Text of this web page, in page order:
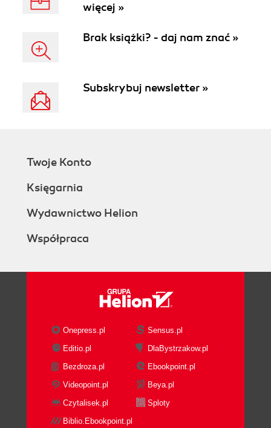
więcej »
Brak książki? - daj nam znać »
Subskrybuj newsletter »
Twoje Konto
Księgarnia
Wydawnictwo Helion
Współpraca
Onepress.pl
Sensus.pl
Editio.pl
DlaBystrzakow.pl
Bezdroza.pl
Ebookpoint.pl
Videopoint.pl
Beya.pl
Czytalisek.pl
Sploty
Biblio.Ebookpoint.pl